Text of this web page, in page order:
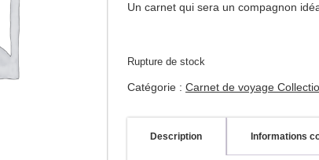
Un carnet qui sera un compagnon
Rupture de stock
Catégorie : Carnet de voyage
Description Informations